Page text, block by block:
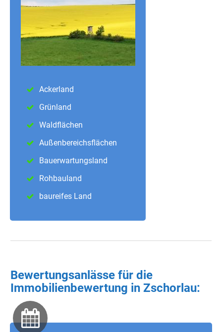
Ackerland
Grünland
Waldflächen
Außenbereichsflächen
Bauerwartungsland
Rohbauland
baureifes Land
Bewertungsanlässe für die
Immobilienbewertung in Zschorlau: